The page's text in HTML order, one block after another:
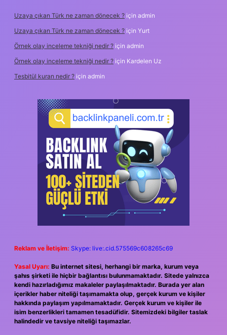
Uzaya çıkan Türk ne zaman dönecek ? için admin
Uzaya çıkan Türk ne zaman dönecek ? için Yurt
Örnek olay inceleme tekniği nedir ? için admin
Örnek olay inceleme tekniği nedir ? için Kardelen Uz
Tesbitül kuran nedir ? için admin
Reklam ve İletişim: Skype: live:.cid.575569c608265c69
Yasal Uyarı: Bu internet sitesi, herhangi bir marka, kurum veya
şahıs şirketi ile hiçbir bağlantısı bulunmamaktadır. Sitede yalnızca
kendi hazırladığımız makaleler paylaşılmaktadır. Burada yer alan
içerikler haber niteliği taşımamakta olup, gerçek kurum ve kişiler
hakkında paylaşım yapılmamaktadır. Gerçek kurum ve kişiler ile
isim benzerlikleri tamamen tesadüfidir. Sitemizdeki bilgiler taslak
halindedir ve tavsiye niteliği taşımazlar.